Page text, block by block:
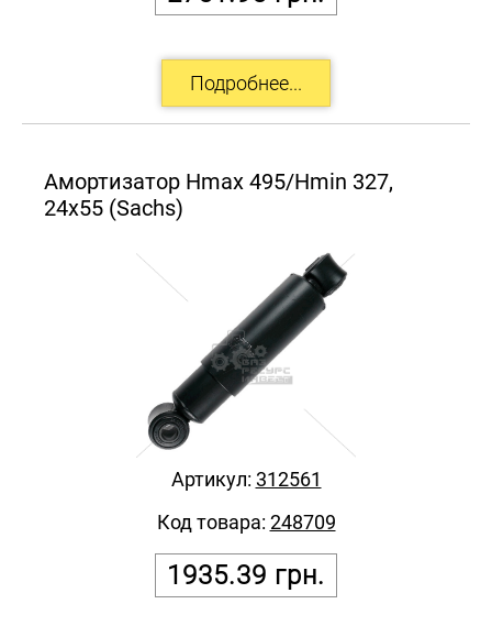
Амортизатор Hmax 495/Hmin 327,
24x55 (Sachs)
1935.39 грн.
Артикул: 312561
Код товара: 248709